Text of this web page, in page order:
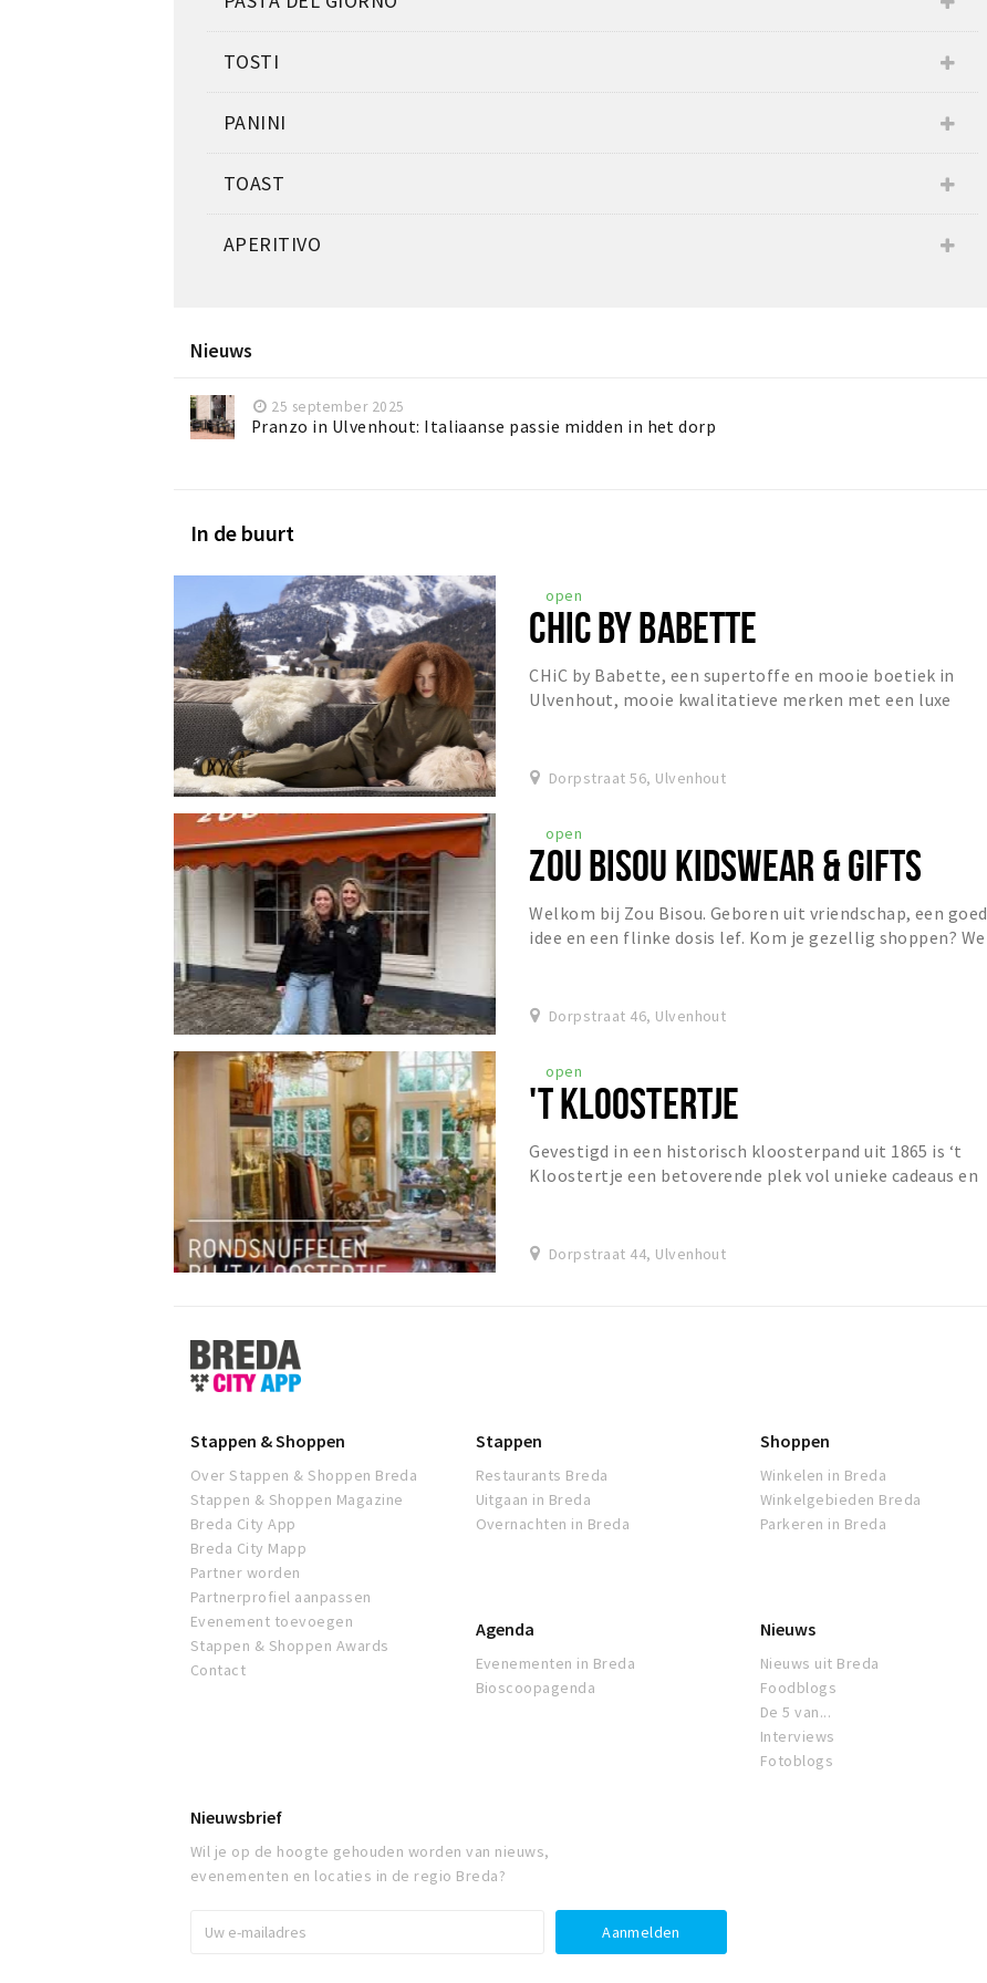
TOSTI
PANINI
TOAST
APERITIVO
Nieuws
25 september 2025
Pranzo in Ulvenhout: Italiaanse passie midden in het dorp
In de buurt
open
CHIC BY BABETTE
CHiC by Babette, een supertoffe en mooie boetiek in
Ulvenhout, mooie kwalitatieve merken met een luxe
Dorpstraat 56, Ulvenhout
open
ZOU BISOU KIDSWEAR & GIFTS
Welkom bij Zou Bisou. Geboren uit vriendschap, een goed
idee en een flinke dosis lef. Kom je gezellig shoppen? We
Dorpstraat 46, Ulvenhout
open
'T KLOOSTERTJE
Gevestigd in een historisch kloosterpand uit 1865 is ‘t
Kloostertje een betoverende plek vol unieke cadeaus en
Dorpstraat 44, Ulvenhout
Stappen
&
Shoppen
Stappen & Shoppen
Over Stappen & Shoppen Breda
Stappen & Shoppen Magazine
Breda City App
Breda City Mapp
Partner worden
Partnerprofiel aanpassen
Evenement toevoegen
Stappen & Shoppen Awards
Contact
Stappen
Restaurants Breda
Uitgaan in Breda
Overnachten in Breda
Shoppen
Winkelen in Breda
Winkelgebieden Breda
Parkeren in Breda
Agenda
Evenementen in Breda
Bioscoopagenda
Nieuws
Nieuws uit Breda
Foodblogs
De 5 van...
Interviews
Fotoblogs
Nieuwsbrief
Wil je op de hoogte gehouden worden van nieuws,
evenementen en locaties in de regio Breda?